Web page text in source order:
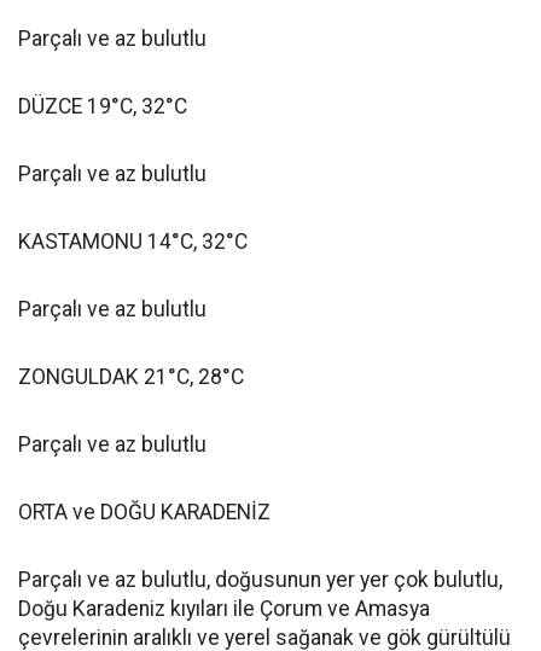
Parçalı ve az bulutlu
DÜZCE 19°C, 32°C
Parçalı ve az bulutlu
KASTAMONU 14°C, 32°C
Parçalı ve az bulutlu
ZONGULDAK 21°C, 28°C
Parçalı ve az bulutlu
ORTA ve DOĞU KARADENİZ
Parçalı ve az bulutlu, doğusunun yer yer çok bulutlu,
Doğu Karadeniz kıyıları ile Çorum ve Amasya
çevrelerinin aralıklı ve yerel sağanak ve gök gürültülü